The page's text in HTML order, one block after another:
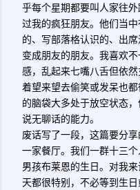
乎每个星期都要叫人家往
过我的疯狂朋友。他们当
的、写部落格认识的、出
变成朋友的朋友。我喜欢
感，乱起来七嘴八舌但依
着望来望去偷笑或发呆也
的脑袋大多处于放空状态
说无聊话的能力。
废话写了一段，这篇要分
一家餐厅。我们一群十三
男孩布莱恩的生日。对我
天都很特别，不必等到生